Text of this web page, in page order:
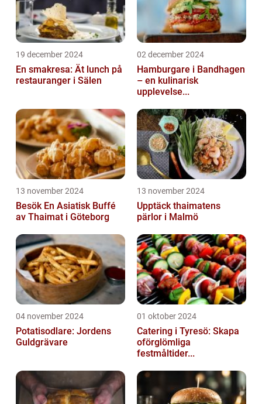
19 december 2024
En smakresa: Ät lunch på
restauranger i Sälen
02 december 2024
Hamburgare i Bandhagen
– en kulinarisk
upplevelse...
13 november 2024
Besök En Asiatisk Buffé
av Thaimat i Göteborg
13 november 2024
Upptäck thaimatens
pärlor i Malmö
04 november 2024
Potatisodlare: Jordens
Guldgrävare
01 oktober 2024
Catering i Tyresö: Skapa
oförglömliga
festmåltider...